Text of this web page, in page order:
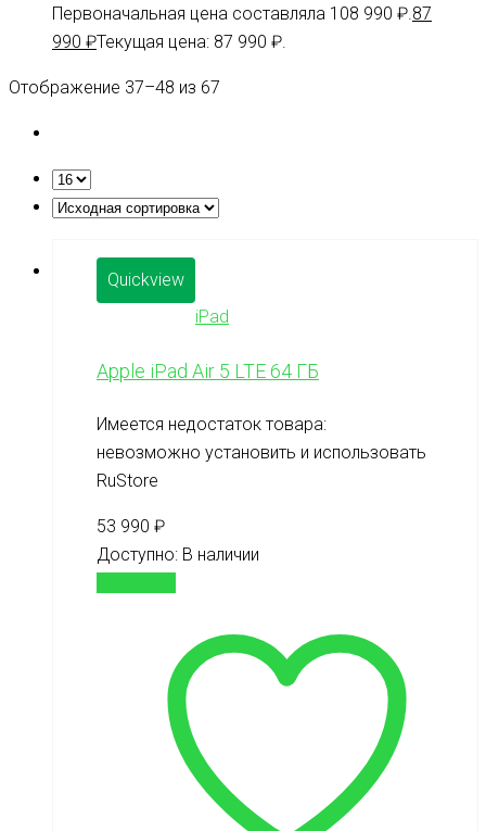
Первоначальная цена составляла 108 990 ₽. 87
990 ₽Текущая цена: 87 990 ₽.
Отображение 37–48 из 67
Quickview
iPad
Apple iPad Air 5 LTE 64 ГБ
Имеется недостаток товара:
невозможно установить и использовать
RuStore
53 990 ₽
Доступно: В наличии